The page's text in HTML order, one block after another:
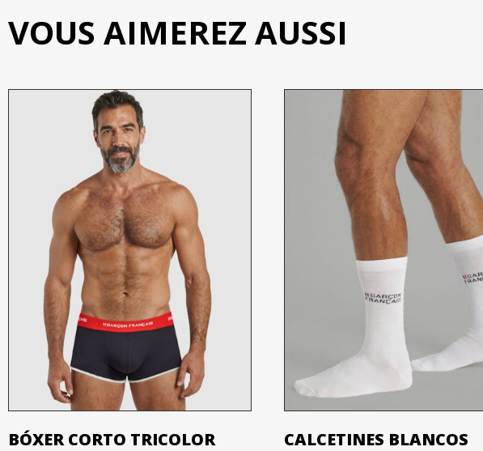
VOUS AIMEREZ AUSSI
BÓXER CORTO TRICOLOR
CALCETINES BLANCOS